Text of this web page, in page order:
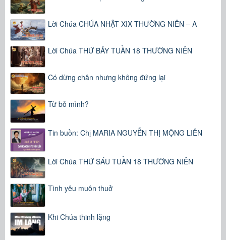
Lời Chúa CHÚA NHẬT XIX THƯỜNG NIÊN – A
Lời Chúa THỨ BẢY TUẦN 18 THƯỜNG NIÊN
Có dừng chân nhưng không đứng lại
Từ bỏ mình?
Tin buồn: Chị MARIA NGUYỄN THỊ MỘNG LIÊN
Lời Chúa THỨ SÁU TUẦN 18 THƯỜNG NIÊN
Tình yêu muôn thuở
Khi Chúa thinh lặng